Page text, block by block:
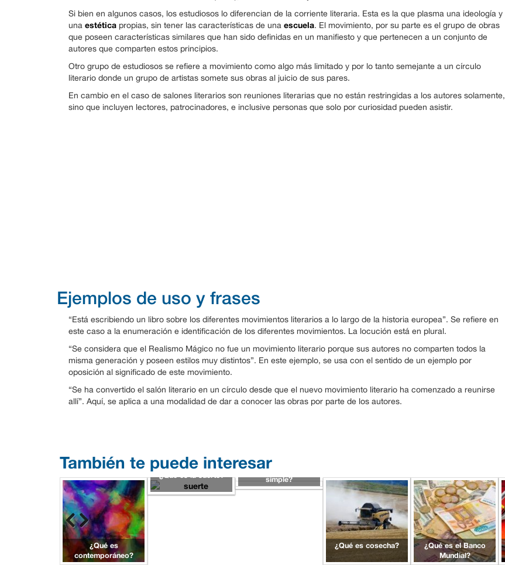
Si bien en algunos casos, los estudiosos lo diferencian de la corriente literaria. Esta es la que plasma una ideología y
una estética propias, sin tener las características de una escuela. El movimiento, por su parte es el grupo de obras
que poseen características similares que han sido definidas en un manifiesto y que pertenecen a un conjunto de
autores que comparten estos principios.
Otro grupo de estudiosos se refiere a movimiento como algo más limitado y por lo tanto semejante a un círculo
literario donde un grupo de artistas somete sus obras al juicio de sus pares.
En cambio en el caso de salones literarios son reuniones literarias que no están restringidas a los autores solamente,
sino que incluyen lectores, patrocinadores, e inclusive personas que solo por curiosidad pueden asistir.
Ejemplos de uso y frases
“Está escribiendo un libro sobre los diferentes movimientos literarios a lo largo de la historia europea”. Se refiere en
este caso a la enumeración e identificación de los diferentes movimientos. La locución está en plural.
“Se considera que el Realismo Mágico no fue un movimiento literario porque sus autores no comparten todos la
misma generación y poseen estilos muy distintos”. En este ejemplo, se usa con el sentido de un ejemplo por
oposición al significado de este movimiento.
“Se ha convertido el salón literario en un círculo desde que el nuevo movimiento literario ha comenzado a reunirse
allí”. Aquí, se aplica a una modalidad de dar a conocer las obras por parte de los autores.
También te puede interesar
¿Qué es
contemporáneo?
¿Qué es interés
simple?
¿Qué es cosecha?
¿Qué es el Banco
Mundial?